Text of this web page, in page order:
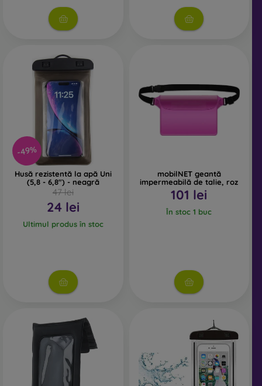
-49%
Husă rezistentă la apă Uni
(5,8 - 6,8") - neagră
47 lei
24 lei
Ultimul produs în stoc
mobilNET geantă
impermeabilă de talie, roz
101 lei
În stoc 1 buc